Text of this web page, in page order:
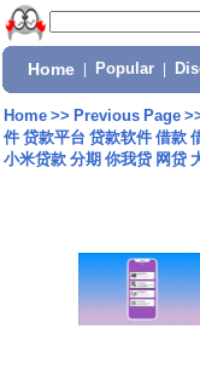
Home Popular
Home>> Previous Page
件 贷款平台 贷款软件 借款
小米贷款 分期 你我贷 网贷